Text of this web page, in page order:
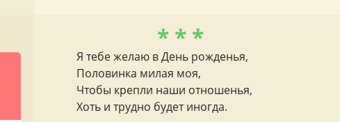
* * *
Я тебе желаю в День рожденья,
Половинка милая моя,
Чтобы крепли наши отношенья,
Хоть и трудно будет иногда.